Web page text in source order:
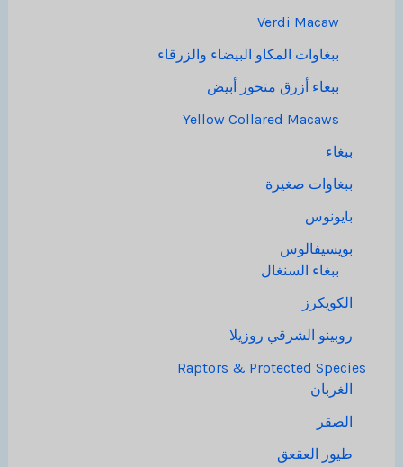
Verdi Macaw
ببغاوات المكاو البيضاء والزرقاء
ببغاء أزرق متحور أبيض
Yellow Collared Macaws
ببغاء
ببغاوات صغيرة
بايونوس
بويسيفالوس
ببغاء السنغال
الكويكرز
روبينو الشرقي روزيلا
Raptors & Protected Species
الغربان
الصقر
طيور العقعق